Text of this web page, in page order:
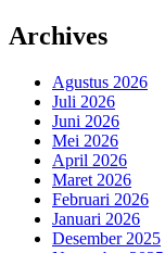
Archives
Agustus 2026
Juli 2026
Juni 2026
Mei 2026
April 2026
Maret 2026
Februari 2026
Januari 2026
Desember 2025